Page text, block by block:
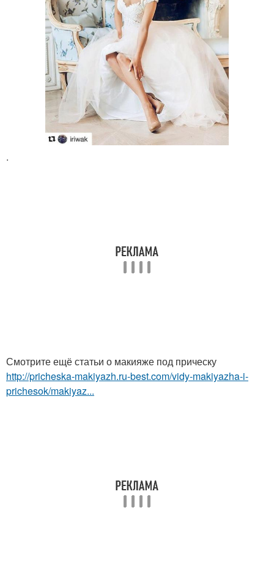
.
Смотрите ещё статьи о макияже под прическу
http://pricheska-makiyazh.ru-best.com/vidy-makiyazha-i-
prichesok/makiyaz...